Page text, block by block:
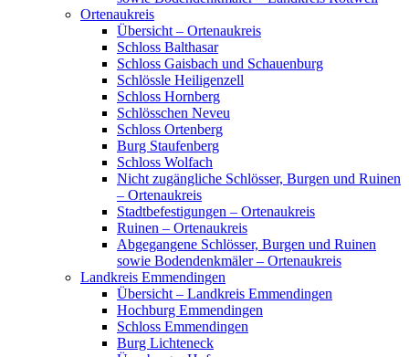
Ortenaukreis
Übersicht – Ortenaukreis
Schloss Balthasar
Schloss Gaisbach und Schauenburg
Schlössle Heiligenzell
Schloss Hornberg
Schlösschen Neveu
Schloss Ortenberg
Burg Staufenberg
Schloss Wolfach
Nicht zugängliche Schlösser, Burgen und Ruinen
– Ortenaukreis
Stadtbefestigungen – Ortenaukreis
Ruinen – Ortenaukreis
Abgegangene Schlösser, Burgen und Ruinen
sowie Bodendenkmäler – Ortenaukreis
Landkreis Emmendingen
Übersicht – Landkreis Emmendingen
Hochburg Emmendingen
Schloss Emmendingen
Burg Lichteneck